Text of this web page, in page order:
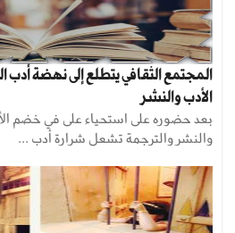
المجتمع الثقافي يتطلع إلى نهضة أدب
الأدب والنشر
بعد حضوره على استحياء على في خضم
والنشر والترجمة تشعل شرارة أدب ...